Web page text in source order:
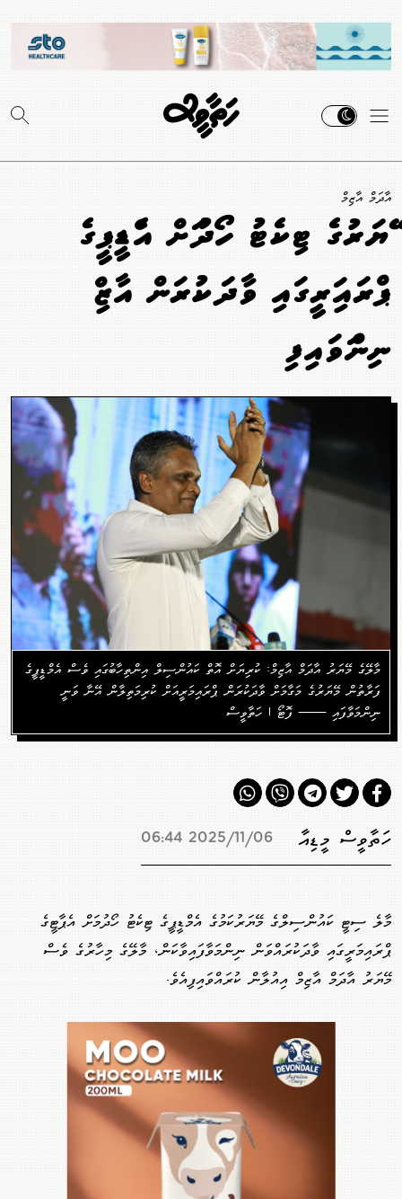
އާދަމް އާޒިމް
މޭޔަރުގެ ޓިކެޓު ހޯދުމަށް އެމްޑީޕީގެ
ޕްރައިމަރީގައި ވާދަކުރަން އާޒިމް
ނިންމަވައިފި
މާލޭގެ މޭޔަރު އާދަމް އާޒިމް: ކުރިޔަށް އޮތް ކައުންސިލް އިންތިހާބުގައި ވެސް އެމްޑީޕީގެ
ފަރާތުން މޭޔަރުގެ މަގާމަށް ވާދަކުރަން ޕްރައިމަރީއަށް ކުރިމަތިލާން އޭނާ ވަނީ
ނިންމަވާފައި —— ފޮޓޯ | ހަތާވީސް
ހަތާވީސް މީޑިއާ 2025/11/06 06:44
މާލެ ސިޓީ ކައުންސިލްގެ މޭޔަރުކަމުގެ އެމްޑީޕީގެ ޓިކެޓު ހޯދުމަށް އެޕާޓީގެ
ޕްރައިމަރީގައި ވާދަކުރައްވަން ނިންމަވާފައިވާކަން، މާލޭގެ މިހާރުގެ ވެސް
މޭޔަރު އާދަމް އާޒިމް އިއުލާން ކުރައްވައިފިއެވެ.